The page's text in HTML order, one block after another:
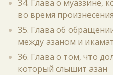
34. Глава о муаззине,
во время
35. Глава об
между азаном и
36. Глава о том, что
который слышит азан